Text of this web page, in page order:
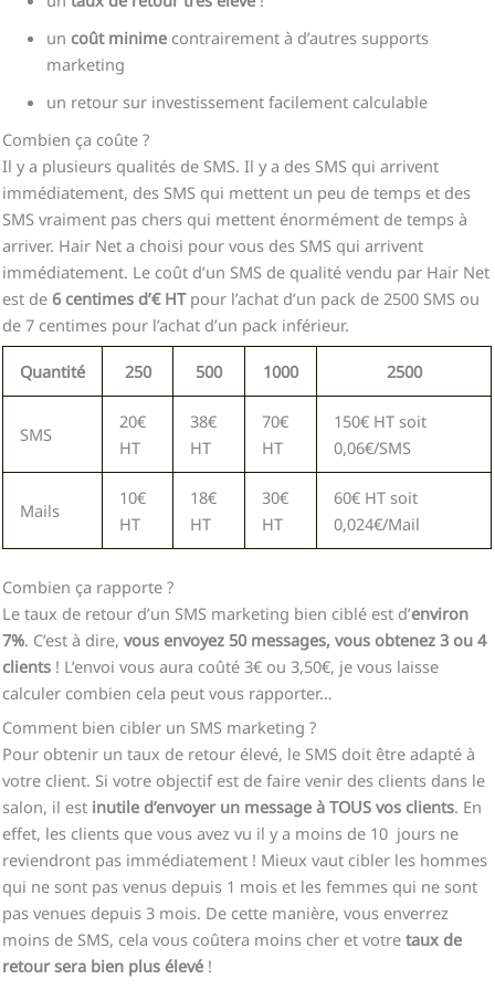
un coût minime contrairement à d’autres supports
marketing
un retour sur investissement facilement calculable
Combien ça coûte ?
Il y a plusieurs qualités de SMS. Il y a des SMS qui arrivent
immédiatement, des SMS qui mettent un peu de temps et des
SMS vraiment pas chers qui mettent énormément de temps à
arriver. Hair Net a choisi pour vous des SMS qui arrivent
immédiatement. Le coût d’un SMS de qualité vendu par Hair Net
est de 6 centimes d’€ HTpour l’achat d’un pack de 2500 SMS ou
de 7 centimes pour l’achat d’un pack inférieur.
Quantité 250 500 1000 2500
SMS
20€
HT
38€
HT
70€
HT
150€ HT soit
0,06€/SMS
Mails
10€
HT
18€
HT
30€
HT
60€ HT soit
0,024€/Mail
Combien ça rapporte ?
Le taux de retour d’un SMS marketing bien ciblé est d’environ
7%. C’est à dire,vous envoyez 50 messages, vous obtenez 3 ou 4
clients ! L’envoi vous aura coûté 3€ ou 3,50€, je vous laisse
calculer combien cela peut vous rapporter…
Comment bien cibler un SMS marketing ?
Pour obtenir un taux de retour élevé, le SMS doit être adapté à
votre client. Si votre objectif est de faire venir des clients dans le
salon, il est inutile d’envoyer un message à TOUS vos clients. En
effet, les clients que vous avez vu il y a moins de 10 jours ne
reviendront pas immédiatement ! Mieux vaut cibler les hommes
qui ne sont pas venus depuis 1 mois et les femmes qui ne sont
pas venues depuis 3 mois. De cette manière, vous enverrez
moins de SMS, cela vous coûtera moins cher et votretaux de
retour sera bien plus élevé !